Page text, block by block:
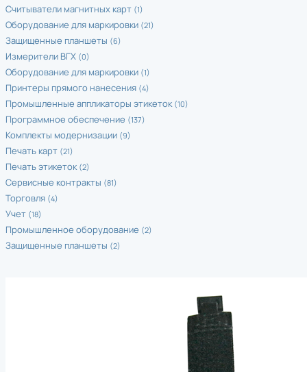
Считыватели магнитных карт (1)
Оборудование для маркировки (21)
Защищенные планшеты (6)
Измерители ВГХ (0)
Оборудование для маркировки (1)
Принтеры прямого нанесения (4)
Промышленные аппликаторы этикеток (10)
Программное обеспечение (137)
Комплекты модернизации (9)
Печать карт (21)
Печать этикеток (2)
Сервисные контракты (81)
Торговля (4)
Учет (18)
Промышленное оборудование (2)
Защищенные планшеты (2)